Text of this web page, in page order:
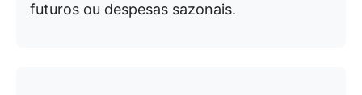
futuros ou despesas sazonais.